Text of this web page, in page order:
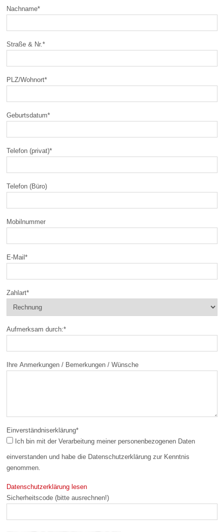
Nachname*
Straße & Nr.*
PLZ/Wohnort*
Geburtsdatum*
Telefon (privat)*
Telefon (Büro)
Mobilnummer
E-Mail*
Zahlart*
Aufmerksam durch:*
Ihre Anmerkungen / Bemerkungen / Wünsche
Einverständniserklärung*
einverstanden und habe die Datenschutzerklärung zur Kenntnis
genommen.
Datenschutzerklärung lesen
Sicherheitscode (bitte ausrechnen!)